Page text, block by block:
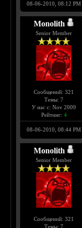
08-06-2010, 08:12 PM
Monolith
Senior Member
Сообщений: 321
Темы: 7
У нас с: Nov 2009
Рейтинг: 4
08-06-2010, 08:44 PM
Monolith
Senior Member
Сообщений: 321
Темы: 7